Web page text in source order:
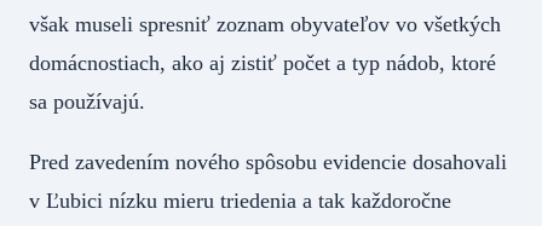
však museli spresniť zoznam obyvateľov vo všetkých
domácnostiach, ako aj zistiť počet a typ nádob, ktoré
sa používajú.
Pred zavedením nového spôsobu evidencie dosahovali
v Ľubici nízku mieru triedenia a tak každoročne